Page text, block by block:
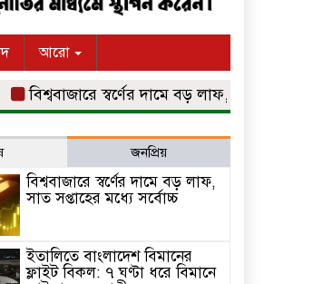
আরো
বিশ্ববাজারে স্বর্ণের দামে বড় লাফ, সাত সপ্তাহের মধ্যে
জনপ্রিয়
বিশ্ববাজারে স্বর্ণের দামে বড় লাফ,
সাত সপ্তাহের মধ্যে সর্বোচ্চ
ইতালিতে বাংলাদেশ বিমানের
ফ্লাইট বিকল: ৭ ঘণ্টা ধরে বিমানে